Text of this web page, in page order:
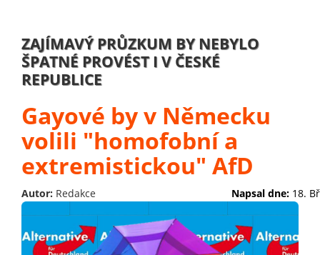
ZAJÍMAVÝ PRŮZKUM BY NEBYLO
ŠPATNÉ PROVÉST I V ČESKÉ
REPUBLICE
Gayové by v Německu
volili "homofobní a
extremistickou" AfD
Autor: Redakce Napsal dne: 18.